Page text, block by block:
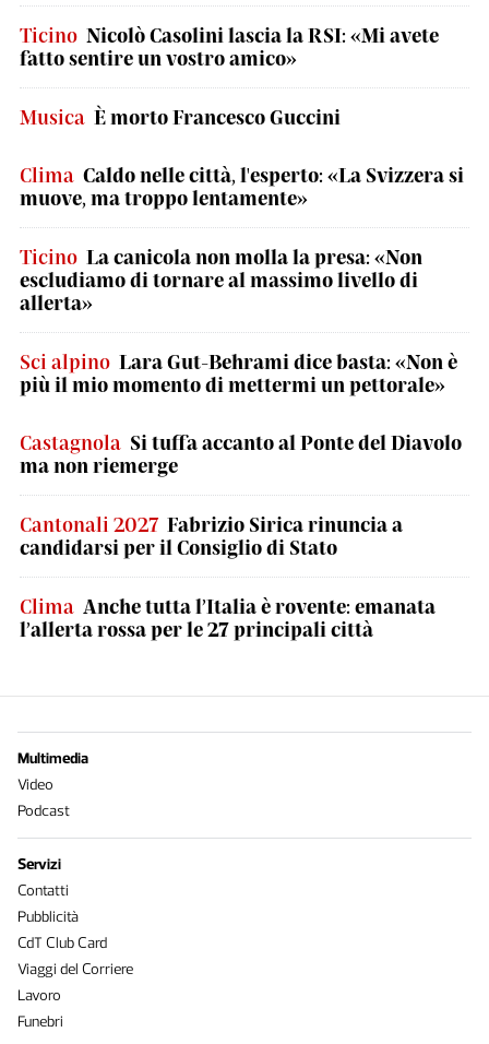
Ticino Nicolò Casolini lascia la RSI: «Mi avete
fatto sentire un vostro amico»
Musica È morto Francesco Guccini
Clima Caldo nelle città, l'esperto: «La Svizzera si
muove, ma troppo lentamente»
Ticino La canicola non molla la presa: «Non
escludiamo di tornare al massimo livello di
allerta»
Sci alpino Lara Gut-Behrami dice basta: «Non è
più il mio momento di mettermi un pettorale»
Castagnola Si tuffa accanto al Ponte del Diavolo
ma non riemerge
Cantonali 2027 Fabrizio Sirica rinuncia a
candidarsi per il Consiglio di Stato
Clima Anche tutta l’Italia è rovente: emanata
l’allerta rossa per le 27 principali città
Multimedia
Video
Podcast
Servizi
Contatti
Pubblicità
CdT Club Card
Viaggi del Corriere
Lavoro
Funebri